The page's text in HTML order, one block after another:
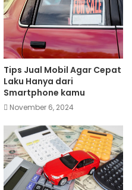
Tips Jual Mobil Agar Cepat
Laku Hanya dari
Smartphone kamu
November 6, 2024